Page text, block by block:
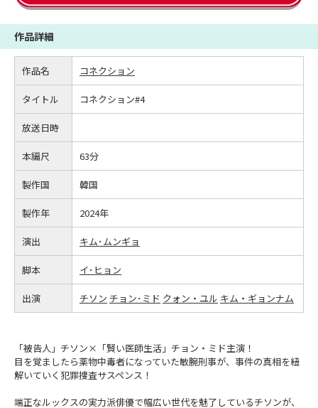
作品詳細
作品名 コネクション
タイトル コネクション#4
放送日時
本編尺 63分
製作国 韓国
製作年 2024年
演出 キム･ムンギョ
脚本 イ･ヒョン
出演 チソン チョン･ミド クォン・ユル キム・ギョンナム
「被告人」チソン×「賢い医師生活」チョン・ミド主演！
目を覚ましたら薬物中毒者になっていた敏腕刑事が、事件の真相を紐
解いていく犯罪捜査サスペンス！
端正なルックスの実力派俳優で幅広い世代を魅了しているチソンが、